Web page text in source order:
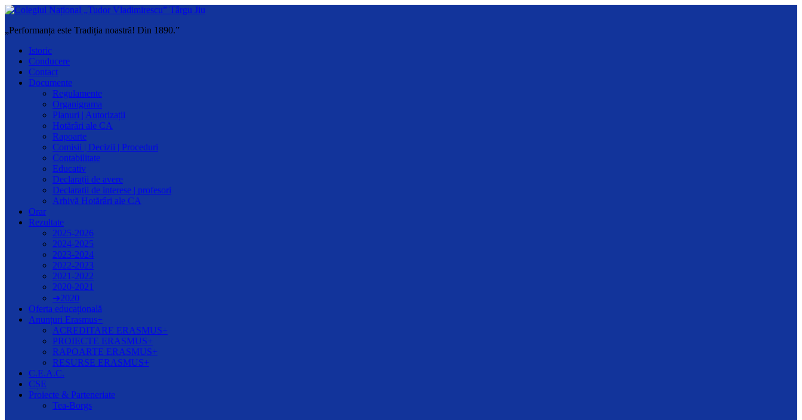
„Performanța este Tradiția noastră! Din 1890.”
Istoric
Conducere
Contact
Documente
Regulamente
Organigrama
Planuri | Autorizații
Hotărâri ale CA
Rapoarte
Comisii | Decizii | Proceduri
Contabilitate
Educativ
Declarații de avere
Declarații de interese | profesori
Arhivă Hotărâri ale CA
Orar
Rezultate
2025-2026
2024-2025
2023-2024
2022-2023
2021-2022
2020-2021
➔2020
Oferta educațională
Anunțuri Erasmus+
ACREDITARE ERASMUS+
PROIECTE ERASMUS+
RAPOARTE ERASMUS+
RESURSE ERASMUS+
C.E.A.C.
CȘE
Proiecte & Parteneriate
Tea-Borgs